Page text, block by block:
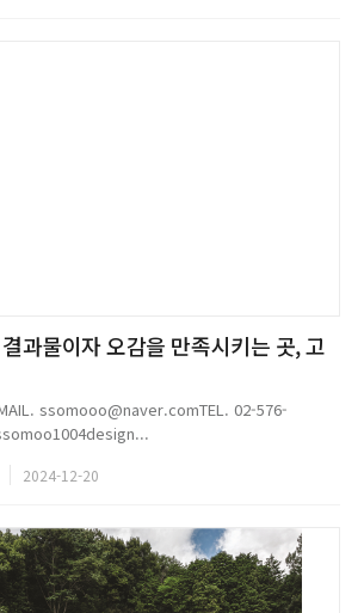
과물이자 오감을 만족시키는 곳, 고
ssomooo@naver.comTEL. 02-576-
2024-12-20